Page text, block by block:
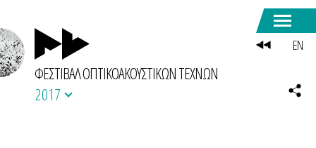
ΦΕΣΤΙΒΑΛ ΟΠΤΙΚΟΑΚΟΥΣΤΙΚΩΝ ΤΕΧΝΩΝ
2017
EN